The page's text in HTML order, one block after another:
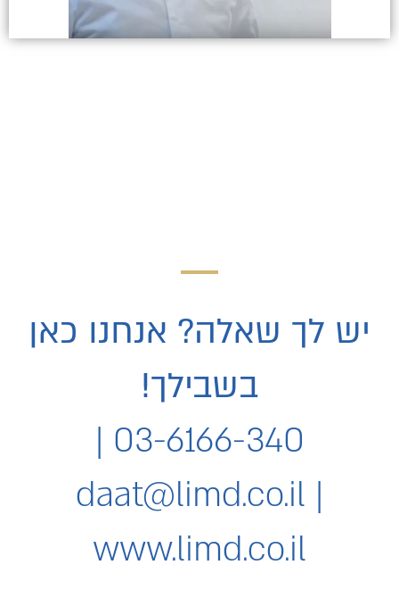
יש לך שאלה? אנחנו כאן
בשבילך!
03-6166-340 |
daat@limd.co.il |
www.limd.co.il